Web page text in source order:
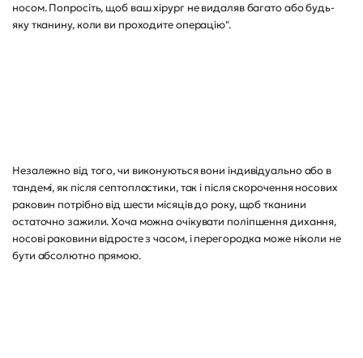
носом. Попросіть, щоб ваш хірург не видаляв багато або будь-
яку тканину, коли ви проходите операцію".
Незалежно від того, чи виконуються вони індивідуально або в
тандемі, як після септопластики, так і після скорочення носових
раковин потрібно від шести місяців до року, щоб тканини
остаточно зажили. Хоча можна очікувати поліпшення дихання,
носові раковини відросте з часом, і перегородка може ніколи не
бути абсолютно прямою.